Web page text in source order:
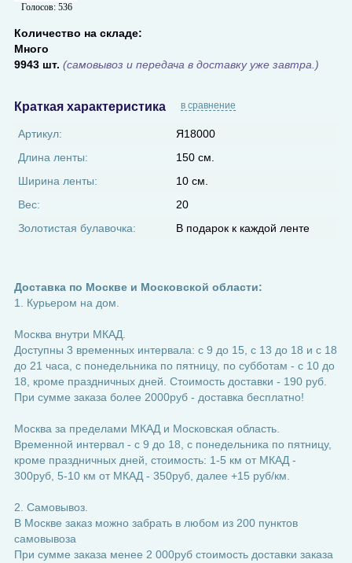
Голосов: 536
Количество на складе:
Много
9943 шт. (самовывоз и передача в доставку уже завтра.)
Краткая характеристика в сравнение
Артикул:
Я18000
Длина ленты:
150 см.
Ширина ленты:
10 см.
Вес:
20
Золотистая булавочка:
В подарок к каждой ленте
Доставка по Москве и Московской области:
1. Курьером на дом.
Москва внутри МКАД.
Доступны 3 временных интервала: с 9 до 15, с 13 до 18 и с 18
до 21 часа, с понедельника по пятницу, по субботам - с 10 до
18, кроме праздничных дней. Стоимость доставки - 190 руб.
При сумме заказа более 2000руб - доставка бесплатно!
Москва за пределами МКАД и Московская область.
Временной интервал - с 9 до 18, с понедельника по пятницу,
кроме праздничных дней, стоимость: 1-5 км от МКАД -
300руб, 5-10 км от МКАД - 350руб, далее +15 руб/км.
2. Самовывоз.
В Москве заказ можно забрать в любом из 200 пунктов
самовывоза
При сумме заказа менее 2 000руб стоимость доставки заказа